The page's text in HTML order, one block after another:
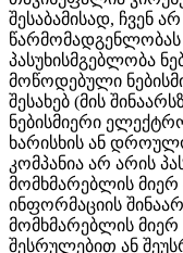
შესაბამისად, ჩვენ
წარმომადგენლობას
პასუხისმგებლობა
მოწოდებული
შესახებ (მის
ნებისმიერი
ხარისხის ან
კომპანია არ არის
მომხმარებლის
ინფორმაციის
მომხმარებლის
შესრულებით ან